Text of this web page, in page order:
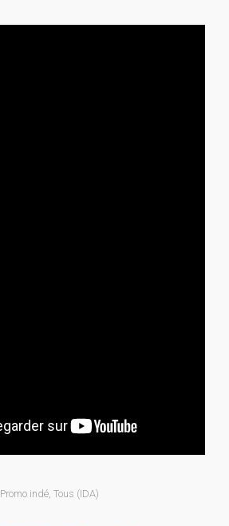
Promo indé, Tous (IDA)